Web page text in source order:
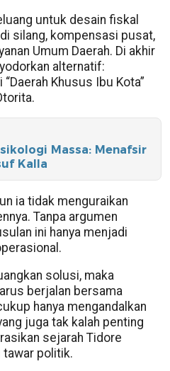
untuk desain fiskal
silang, kompensasi pusat,
Umum Daerah. Di akhir
alternatif:
Khusus Ibu Kota”
Massa: Menafsir
Kalla
ia tidak menguraikan
Tanpa argumen
ini hanya menjadi
solusi, maka
berjalan bersama
hanya mengandalkan
juga tak kalah penting
sejarah Tidore
politik.